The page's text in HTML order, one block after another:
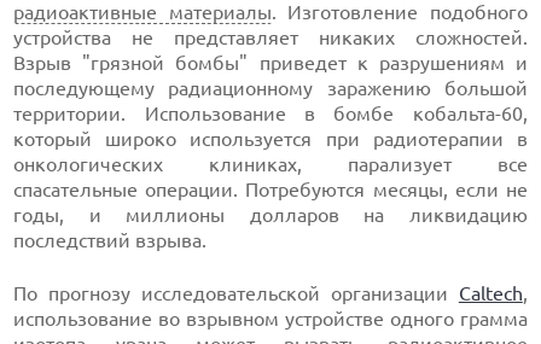
радиоактивные материалы. Изготовление подобного
устройства не представляет никаких сложностей.
Взрыв "грязной бомбы" приведет к разрушениям и
последующему радиационному заражению большой
территории. Использование в бомбе кобальта-60,
который широко используется при радиотерапии в
онкологических клиниках, парализует все
спасательные операции. Потребуются месяцы, если не
годы, и миллионы долларов на ликвидацию
последствий взрыва.
По прогнозу исследовательской организации Caltech,
использование во взрывном устройстве одного грамма